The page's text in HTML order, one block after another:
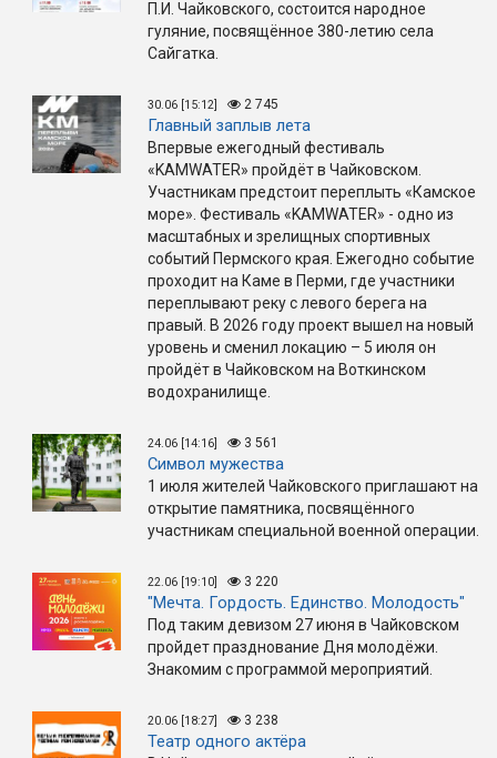
П.И. Чайковского, состоится народное
гуляние, посвящённое 380-летию села
Сайгатка.
30.06 [15:12] 2 745
Главный заплыв лета
Впервые ежегодный фестиваль
«KAMWATER» пройдёт в Чайковском.
Участникам предстоит переплыть «Камское
море». Фестиваль «KAMWATER» - одно из
масштабных и зрелищных спортивных
событий Пермского края. Ежегодно событие
проходит на Каме в Перми, где участники
переплывают реку с левого берега на
правый. В 2026 году проект вышел на новый
уровень и сменил локацию – 5 июля он
пройдёт в Чайковском на Воткинском
водохранилище.
24.06 [14:16] 3 561
Символ мужества
1 июля жителей Чайковского приглашают на
открытие памятника, посвящённого
участникам специальной военной операции.
22.06 [19:10] 3 220
"Мечта. Гордость. Единство. Молодость"
Под таким девизом 27 июня в Чайковском
пройдет празднование Дня молодёжи.
Знакомим с программой мероприятий.
20.06 [18:27] 3 238
Театр одного актёра